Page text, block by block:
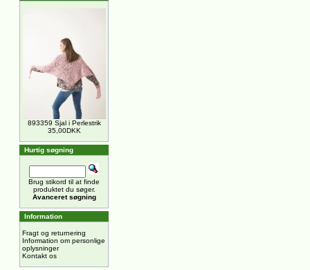
893359 Sjal i Perlestrik
35,00DKK
Hurtig søgning
Brug stikord til at finde
produktet du søger.
Avanceret søgning
Information
Fragt og returnering
Information om personlige
oplysninger
Kontakt os